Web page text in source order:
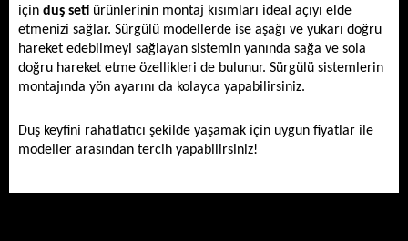
için duş seti ürünlerinin montaj kısımları ideal açıyı elde
etmenizi sağlar. Sürgülü modellerde ise aşağı ve yukarı doğru
hareket edebilmeyi sağlayan sistemin yanında sağa ve sola
doğru hareket etme özellikleri de bulunur. Sürgülü sistemlerin
montajında yön ayarını da kolayca yapabilirsiniz.
Duş keyfini rahatlatıcı şekilde yaşamak için uygun fiyatlar ile
modeller arasından tercih yapabilirsiniz!